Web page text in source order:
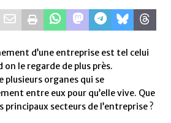
d’une entreprise est tel celui
on le regarde de plus près.
plusieurs organes qui se
entre eux pour qu’elle vive. Que
secteurs de l’entreprise ?